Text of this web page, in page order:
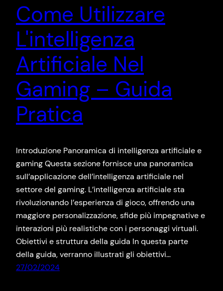
Come Utilizzare
L'intelligenza
Artificiale Nel
Gaming – Guida
Pratica
Introduzione Panoramica di intelligenza artificiale e
gaming Questa sezione fornisce una panoramica
sull’applicazione dell’intelligenza artificiale nel
settore del gaming. L’intelligenza artificiale sta
rivoluzionando l’esperienza di gioco, offrendo una
maggiore personalizzazione, sfide più impegnative e
interazioni più realistiche con i personaggi virtuali.
Obiettivi e struttura della guida In questa parte
della guida, verranno illustrati gli obiettivi…
27/02/2024